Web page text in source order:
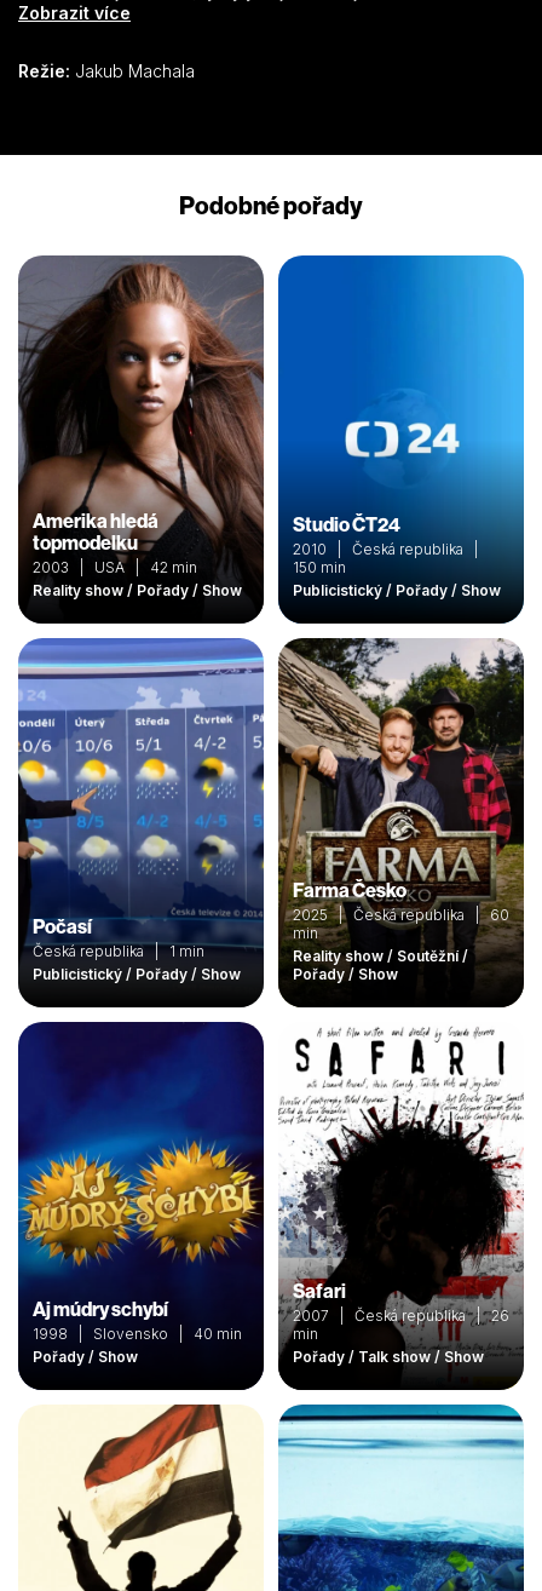
podívat, jak tyto stroje dnes vypadají doopravdy? A to táta
udělat i i neuvěřitelné zmatky. Začíná fantastická Formule 1
Zobrazit více
Režie: Jakub Machala
Podobné pořady
Amerika hledá
topmodelku
2003 | USA | 42 min
Reality show / Pořady / Show
Studio ČT24
2010 | Česká republika |
150 min
Publicistický / Pořady / Show
Počasí
Česká republika | 1 min
Publicistický / Pořady / Show
Farma Česko
2025 | Česká republika | 60
min
Reality show / Soutěžní /
Pořady / Show
Aj múdry schybí
1998 | Slovensko | 40 min
Pořady / Show
Safari
2007 | Česká republika | 26
min
Pořady / Talk show / Show